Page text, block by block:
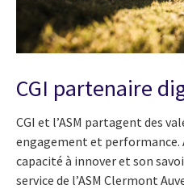
CGI partenaire
CGI et l’ASM partagent des
engagement et performance.
capacité à innover et son
service de l’ASM Clermont